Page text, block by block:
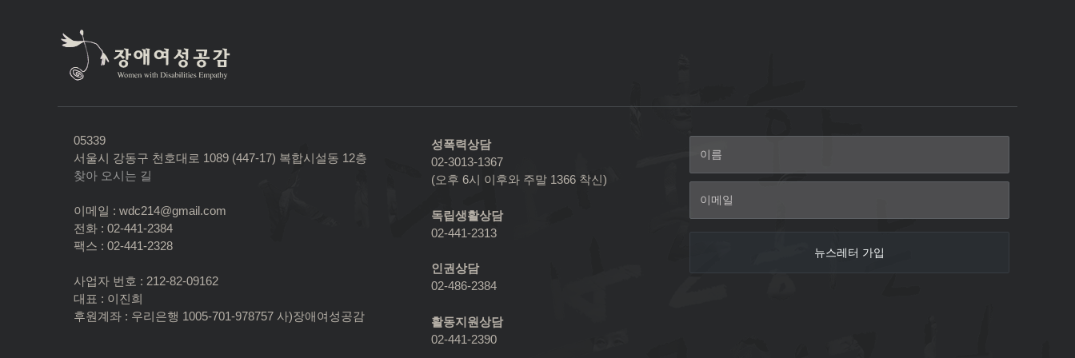
05339
서울시 강동구 천호대로 1089 (447-17) 복합시설동 12층
찾아 오시는 길
이메일 : wdc214@gmail.com
전화 : 02-441-2384
팩스 : 02-441-2328
사업자 번호 : 212-82-09162
대표 : 이진희
후원계좌 : 우리은행 1005-701-978757 사)장애여성공감
성폭력상담
02-3013-1367
(오후 6시 이후와 주말 1366 착신)
독립생활상담
02-441-2313
인권상담
02-486-2384
활동지원상담
02-441-2390